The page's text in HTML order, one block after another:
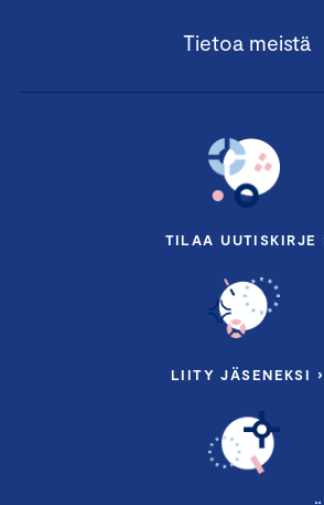
Tietoa meistä
TILAA UUTISKIRJE
LIITY JÄSENEKSI ›